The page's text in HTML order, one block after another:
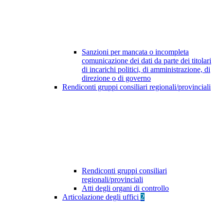
Sanzioni per mancata o incompleta
comunicazione dei dati da parte dei titolari
di incarichi politici, di amministrazione, di
direzione o di governo
Rendiconti gruppi consiliari regionali/provinciali
Rendiconti gruppi consiliari
regionali/provinciali
Atti degli organi di controllo
Articolazione degli uffici 2